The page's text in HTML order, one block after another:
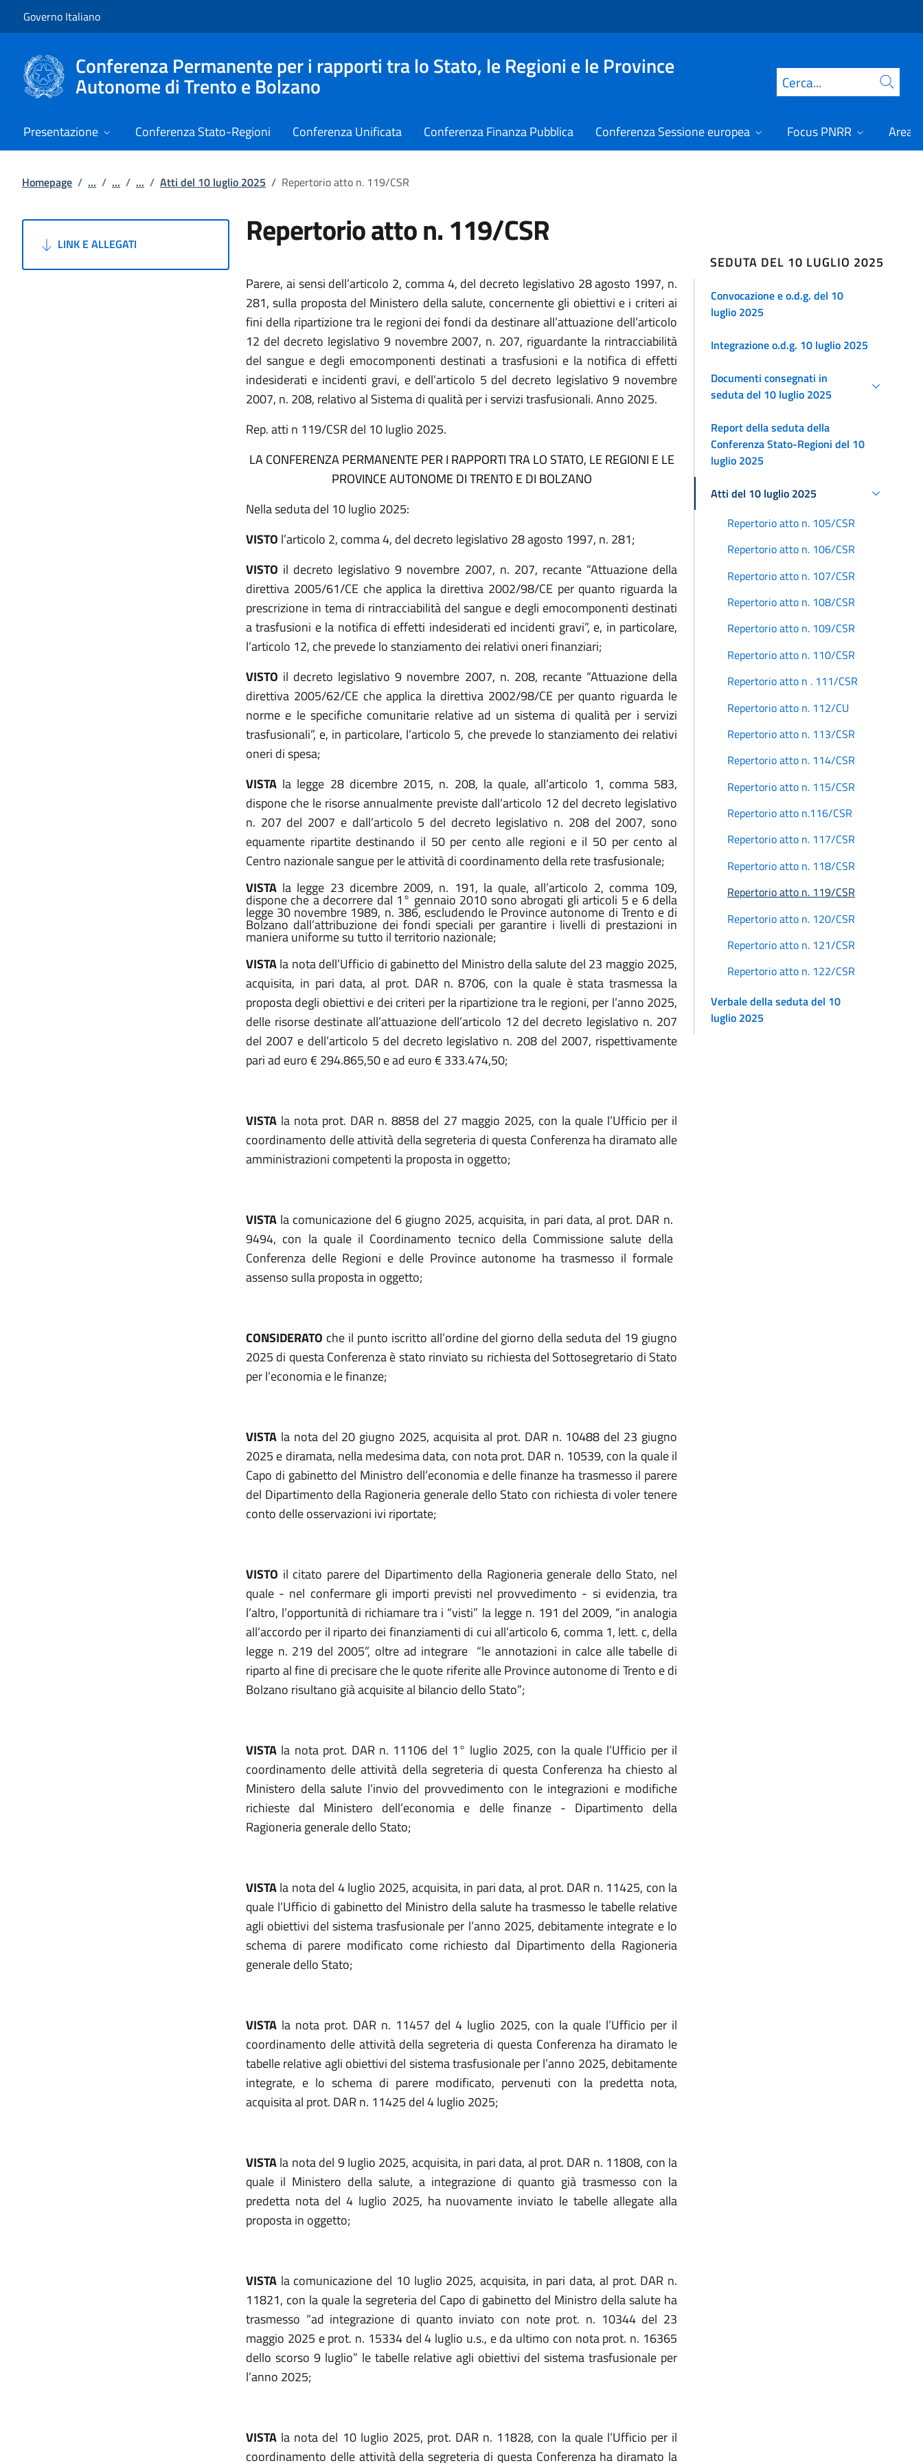
Governo Italiano
Conferenza Permanente per i rapporti tra lo Stato, le Regioni e le Province
Autonome di Trento e Bolzano Cerca
Presentazione Conferenza Stato-Regioni Conferenza Unificata Conferenza Finanza Pubblica Conferenza Sessione europea Focus PNRR Area
Homepage / ... / ... / ... / Atti del 10 luglio 2025 / Repertorio atto n. 119/CSR
LINK E ALLEGATI Repertorio atto n. 119/CSR
Parere, ai sensi dell’articolo 2, comma 4, del decreto legislativo 28 agosto 1997, n.
281, sulla proposta del Ministero della salute, concernente gli obiettivi e i criteri ai
fini della ripartizione tra le regioni dei fondi da destinare all’attuazione dell’articolo
12 del decreto legislativo 9 novembre 2007, n. 207, riguardante la rintracciabilità
del sangue e degli emocomponenti destinati a trasfusioni e la notifica di effetti
indesiderati e incidenti gravi, e dell’articolo 5 del decreto legislativo 9 novembre
2007, n. 208, relativo al Sistema di qualità per i servizi trasfusionali. Anno 2025.
Rep. atti n 119/CSR del 10 luglio 2025.
LA CONFERENZA PERMANENTE PER I RAPPORTI TRA LO STATO, LE REGIONI E LE
PROVINCE AUTONOME DI TRENTO E DI BOLZANO
Nella seduta del 10 luglio 2025:
VISTO l’articolo 2, comma 4, del decreto legislativo 28 agosto 1997, n. 281;
VISTO il decreto legislativo 9 novembre 2007, n. 207, recante “Attuazione della
direttiva 2005/61/CE che applica la direttiva 2002/98/CE per quanto riguarda la
prescrizione in tema di rintracciabilità del sangue e degli emocomponenti destinati
a trasfusioni e la notifica di effetti indesiderati ed incidenti gravi”, e, in particolare,
l’articolo 12, che prevede lo stanziamento dei relativi oneri finanziari;
VISTO il decreto legislativo 9 novembre 2007, n. 208, recante “Attuazione della
direttiva 2005/62/CE che applica la direttiva 2002/98/CE per quanto riguarda le
norme e le specifiche comunitarie relative ad un sistema di qualità per i servizi
trasfusionali”, e, in particolare, l’articolo 5, che prevede lo stanziamento dei relativi
oneri di spesa;
VISTA la legge 28 dicembre 2015, n. 208, la quale, all’articolo 1, comma 583,
dispone che le risorse annualmente previste dall’articolo 12 del decreto legislativo
n. 207 del 2007 e dall’articolo 5 del decreto legislativo n. 208 del 2007, sono
equamente ripartite destinando il 50 per cento alle regioni e il 50 per cento al
Centro nazionale sangue per le attività di coordinamento della rete trasfusionale;
VISTA la legge 23 dicembre 2009, n. 191, la quale, all’articolo 2, comma 109,
dispone che a decorrere dal 1° gennaio 2010 sono abrogati gli articoli 5 e 6 della
legge 30 novembre 1989, n. 386, escludendo le Province autonome di Trento e di
Bolzano dall’attribuzione dei fondi speciali per garantire i livelli di prestazioni in
maniera uniforme su tutto il territorio nazionale;
VISTAla nota dell’Ufficio di gabinetto del Ministro della salute del 23 maggio 2025,
acquisita, in pari data, al prot. DAR n. 8706, con la quale è stata trasmessa la
proposta degli obiettivi e dei criteri per la ripartizione tra le regioni, per l’anno 2025,
delle risorse destinate all’attuazione dell’articolo 12 del decreto legislativo n. 207
del 2007 e dell’articolo 5 del decreto legislativo n. 208 del 2007, rispettivamente
pari ad euro € 294.865,50 e ad euro € 333.474,50;
VISTA la nota prot. DAR n. 8858 del 27 maggio 2025, con la quale l’Ufficio per il
coordinamento delle attività della segreteria di questa Conferenza ha diramato alle
amministrazioni competenti la proposta in oggetto;
VISTA la comunicazione del 6 giugno 2025, acquisita, in pari data, al prot. DAR n.
9494, con la quale il Coordinamento tecnico della Commissione salute della
Conferenza delle Regioni e delle Province autonome ha trasmesso il formale
assenso sulla proposta in oggetto;
CONSIDERATO che il punto iscritto all’ordine del giorno della seduta del 19 giugno
2025 di questa Conferenza è stato rinviato su richiesta del Sottosegretario di Stato
per l’economia e le finanze;
VISTA la nota del 20 giugno 2025, acquisita al prot. DAR n. 10488 del 23 giugno
2025 e diramata, nella medesima data, con nota prot. DAR n. 10539, con la quale il
Capo di gabinetto del Ministro dell’economia e delle finanze ha trasmesso il parere
del Dipartimento della Ragioneria generale dello Stato con richiesta di voler tenere
conto delle osservazioni ivi riportate;
VISTO il citato parere del Dipartimento della Ragioneria generale dello Stato, nel
quale - nel confermare gli importi previsti nel provvedimento - si evidenzia, tra
l’altro, l’opportunità di richiamare tra i “visti” la legge n. 191 del 2009, “in analogia
all’accordo per il riparto dei finanziamenti di cui all’articolo 6, comma 1, lett. c, della
legge n. 219 del 2005”, oltre ad integrare “le annotazioni in calce alle tabelle di
riparto al fine di precisare che le quote riferite alle Province autonome di Trento e di
Bolzano risultano già acquisite al bilancio dello Stato”;
VISTA la nota prot. DAR n. 11106 del 1° luglio 2025, con la quale l’Ufficio per il
coordinamento delle attività della segreteria di questa Conferenza ha chiesto al
Ministero della salute l’invio del provvedimento con le integrazioni e modifiche
richieste dal Ministero dell’economia e delle finanze - Dipartimento della
Ragioneria generale dello Stato;
VISTAla nota del 4 luglio 2025, acquisita, in pari data, al prot. DAR n. 11425, con la
quale l’Ufficio di gabinetto del Ministro della salute ha trasmesso le tabelle relative
agli obiettivi del sistema trasfusionale per l’anno 2025, debitamente integrate e lo
schema di parere modificato come richiesto dal Dipartimento della Ragioneria
generale dello Stato;
VISTA la nota prot. DAR n. 11457 del 4 luglio 2025, con la quale l’Ufficio per il
coordinamento delle attività della segreteria di questa Conferenza ha diramato le
tabelle relative agli obiettivi del sistema trasfusionale per l’anno 2025, debitamente
integrate, e lo schema di parere modificato, pervenuti con la predetta nota,
acquisita al prot. DAR n. 11425 del 4 luglio 2025;
VISTAla nota del 9 luglio 2025, acquisita, in pari data, al prot. DAR n. 11808, con la
quale il Ministero della salute, a integrazione di quanto già trasmesso con la
predetta nota del 4 luglio 2025, ha nuovamente inviato le tabelle allegate alla
proposta in oggetto;
VISTA la comunicazione del 10 luglio 2025, acquisita, in pari data, al prot. DAR n.
11821, con la quale la segreteria del Capo di gabinetto del Ministro della salute ha
trasmesso “ad integrazione di quanto inviato con note prot. n. 10344 del 23
maggio 2025 e prot. n. 15334 del 4 luglio u.s., e da ultimo con nota prot. n. 16365
dello scorso 9 luglio” le tabelle relative agli obiettivi del sistema trasfusionale per
l’anno 2025;
VISTA la nota del 10 luglio 2025, prot. DAR n. 11828, con la quale l’Ufficio per il
coordinamento delle attività della segreteria di questa Conferenza ha diramato la
SEDUTA DEL 10 LUGLIO 2025
Convocazione e o.d.g. del 10
luglio 2025
Integrazione o.d.g. 10 luglio 2025
Documenti consegnati in
seduta del 10 luglio 2025
Report della seduta della
Conferenza Stato-Regioni del 10
luglio 2025
Atti del 10 luglio 2025
Repertorio atto n. 105/CSR
Repertorio atto n. 106/CSR
Repertorio atto n. 107/CSR
Repertorio atto n. 108/CSR
Repertorio atto n. 109/CSR
Repertorio atto n. 110/CSR
Repertorio atto n . 111/CSR
Repertorio atto n. 112/CU
Repertorio atto n. 113/CSR
Repertorio atto n. 114/CSR
Repertorio atto n. 115/CSR
Repertorio atto n.116/CSR
Repertorio atto n. 117/CSR
Repertorio atto n. 118/CSR
Repertorio atto n. 119/CSR
Repertorio atto n. 120/CSR
Repertorio atto n. 121/CSR
Repertorio atto n. 122/CSR
Verbale della seduta del 10
luglio 2025